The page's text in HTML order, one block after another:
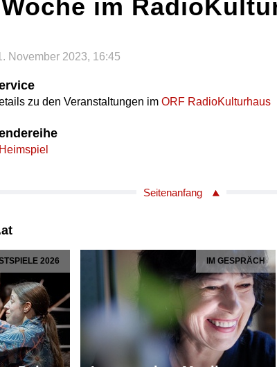
im
November 2023, 16:45
zu den Veranstaltungen imORF RadioKulturhaus
Heimspiel
Seitenanfang
2026 IM GESPRÄCH